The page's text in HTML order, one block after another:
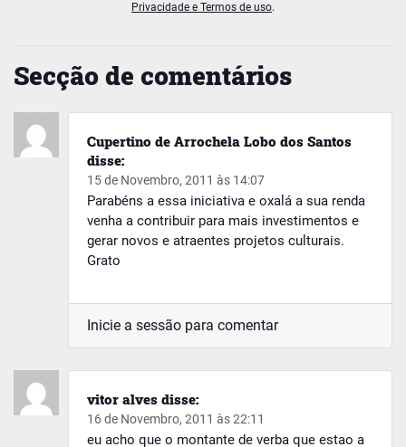
Secção de comentários
Cupertino de Arrochela Lobo dos Santos
disse:
15 de Novembro, 2011 às 14:07
Parabéns a essa iniciativa e oxalá a sua renda
venha a contribuir para mais investimentos e
gerar novos e atraentes projetos culturais.
Grato
Inicie a sessão para comentar
vitor alves disse:
16 de Novembro, 2011 às 22:11
eu acho que o montante de verba que estao a
Privacidade e Termos de uso.